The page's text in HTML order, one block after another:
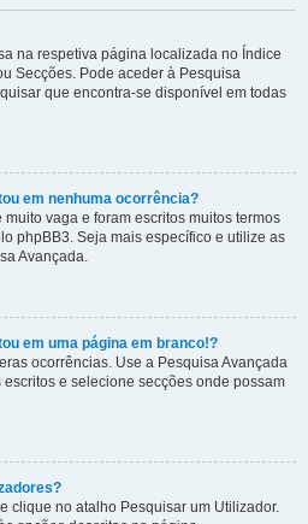
na respetiva página localizada no Índice
Secções. Pode aceder à Pesquisa
que encontra-se disponível em todas
em nenhuma ocorrência?
vaga e foram escritos muitos termos
phpBB3. Seja mais específico e utilize as
Avançada.
em uma página em branco!?
ocorrências. Use a Pesquisa Avançada
e selecione secções onde possam
clique no atalho Pesquisar um Utilizador.